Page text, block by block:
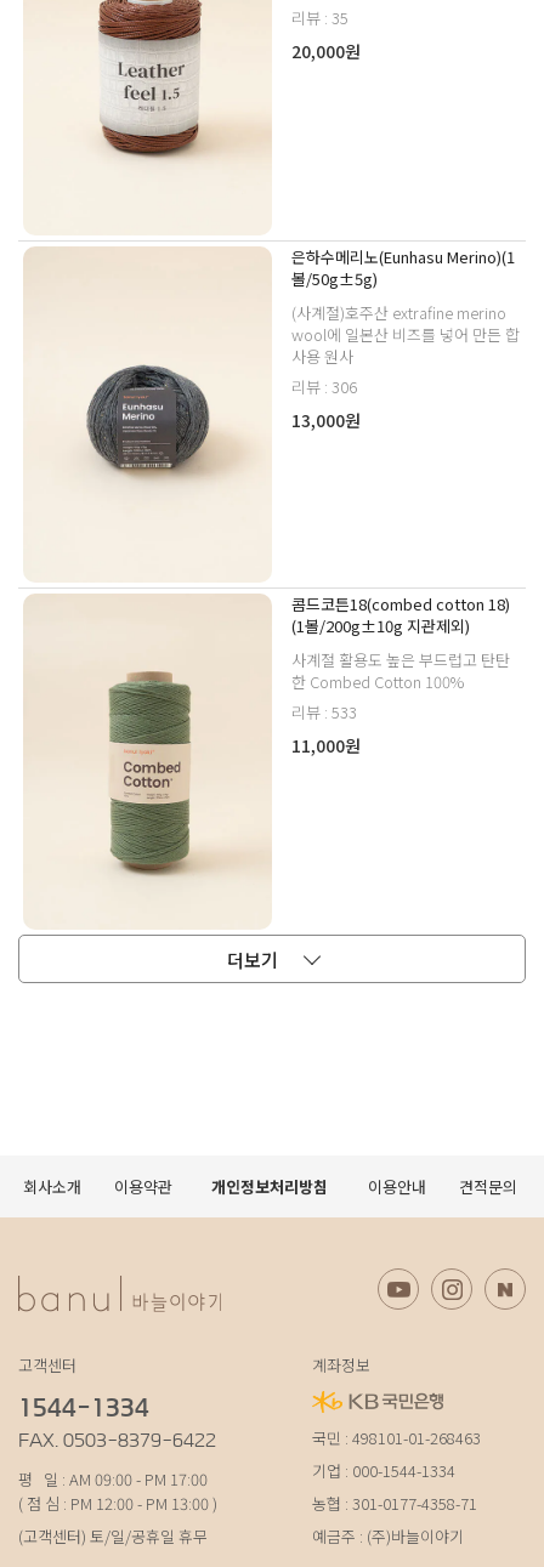
리뷰 : 35
20,000원
은하수메리노(Eunhasu Merino)(1
볼/50g±5g)
(사계절)호주산 extrafine merino
wool에 일본산 비즈를 넣어 만든 합
사용 원사
리뷰 : 306
13,000원
콤드코튼18(combed cotton 18)
(1볼/200g±10g 지관제외)
사계절 활용도 높은 부드럽고 탄탄
한 Combed Cotton 100%
리뷰 : 533
11,000원
더보기
회사소개 이용약관 개인정보처리방침 이용안내 견적문의
고객센터
1544-1334
FAX. 0503-8379-6422
평 일 : AM 09:00 - PM 17:00
( 점 심 : PM 12:00 - PM 13:00 )
(고객센터) 토/일/공휴일 휴무
계좌정보
국민 : 498101-01-268463
기업 : 000-1544-1334
농협 : 301-0177-4358-71
예금주 : (주)바늘이야기